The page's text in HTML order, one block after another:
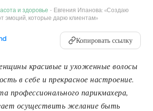
и здоровье - Евгения Ипанова: «Создаю
эмоций, которые дарю клиентам»
Копировать ссылку
красивые и ухоженные волосы
в себе и прекрасное настроение.
профессионального парикмахера,
осуществить желание быть